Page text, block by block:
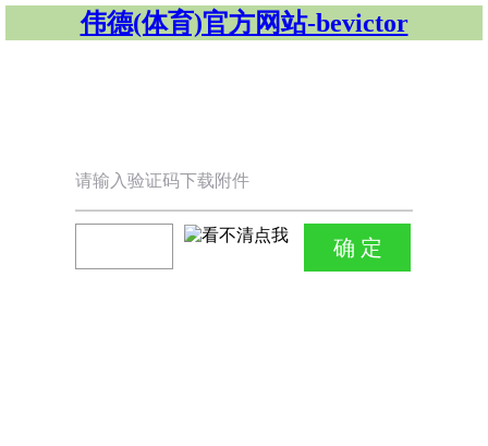
伟德(体育)官方网站-bevictor
请输入验证码下载附件